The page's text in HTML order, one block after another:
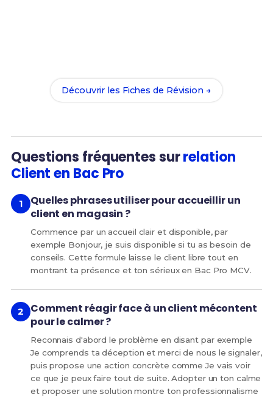
Découvrir les Fiches de Révision →
Questions fréquentes surrelation
Client en Bac Pro
Quelles phrases utiliser pour accueillir un
client en magasin ?
Commence par un accueil clair et disponible, par
exemple Bonjour, je suis disponible si tu as besoin de
conseils. Cette formule laisse le client libre tout en
montrant ta présence et ton sérieux en Bac Pro MCV.
Comment réagir face à un client mécontent
pour le calmer ?
Reconnais d'abord le problème en disant par exemple
Je comprends ta déception et merci de nous le signaler,
puis propose une action concrète comme Je vais voir
ce que je peux faire tout de suite. Adopter un ton calme
et proposer une solution montre ton professionnalisme